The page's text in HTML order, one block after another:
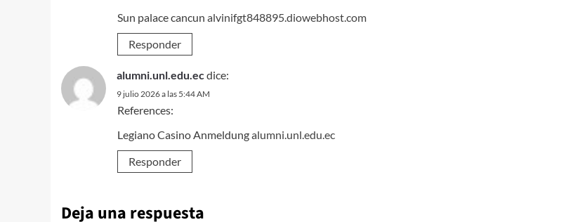
Sun palace cancun alvinifgt848895.diowebhost.com
Responder
alumni.unl.edu.ecdice:
9 julio 2026 a las 5:44 AM
References:
Legiano Casino Anmeldungalumni.unl.edu.ec
Responder
Deja una respuesta